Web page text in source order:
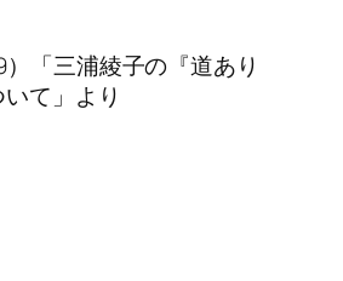
「三浦綾子の『道あり
て」より